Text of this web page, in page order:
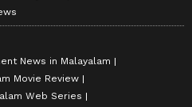
News in Malayalam
Movie Review
Web Series